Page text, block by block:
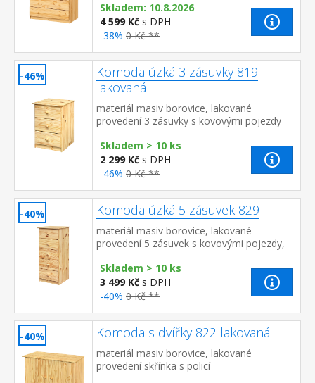
Skladem: 10.8.2026
4 599 Kč s DPH
-38% 0 Kč **
-46%
Komoda úzká 3 zásuvky 819
lakovaná
materiál masiv borovice, lakované
provedení 3 zásuvky s kovovými pojezdy
Skladem > 10 ks
2 299 Kč s DPH
-46% 0 Kč **
-40% Komoda úzká 5 zásuvek 829
materiál masiv borovice, lakované
provedení 5 zásuvek s kovovými pojezdy,
Skladem > 10 ks
3 499 Kč s DPH
-40% 0 Kč **
-40% Komoda s dvířky 822 lakovaná
materiál masiv borovice, lakované
provedení skřínka s policí